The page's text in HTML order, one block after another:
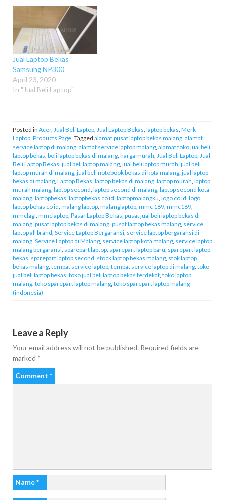
Jual Laptop Bekas
Samsung NP300
April 23, 2020
In "Jual Beli Laptop"
Posted in Acer, Jual Beli Laptop Jual Laptop Bekas laptop bekas Merk
Laptop Products Page Tagged alamat pusat laptop bekas malang alamat
service laptop di malang alamat service laptop malang alamat toko jual beli
laptop bekas beli laptop bekas di malang harga murah Jual Beli Laptop Jual
Beli Laptop Bekas jual beli laptop malang jual beli laptop murah jual beli
laptop murah di malang jual beli notebook bekas di kota malang jual laptop
bekas di malang Laptop Bekas laptop bekas di malang laptop murah laptop
murah malang laptop second laptop second di malang laptop second kota
malang laptopbekas laptopbekas co id laptopmalangku logo co id logo
laptop bekas co id malang laptop malanglaptop mmc 189 mmc189
mmclagi mmclaptop Pasar Laptop Bekas pusat jual beli laptop bekas di
malang pusat laptop bekas di malang pusat laptop bekas malang service
laptop all brand Service Laptop Bergaransi service laptop bergaransi di
malang Service Laptop di Malang service laptop kota malang service laptop
malang bergaransi sparepart laptop sparepart laptop baru sparepart laptop
bekas sparepart laptop second stock laptop bekas malang stok laptop
bekas malang tempat service laptop tempat service laptop di malang toko
jual beli laptop bekas toko jual beli laptop bekas terdekat toko laptop
malang toko sparepart laptop malang toko sparepart laptop malang
(indonesia)
Leave a Reply
Your email address will not be published. Required fields are
marked *
Comment *
Name*